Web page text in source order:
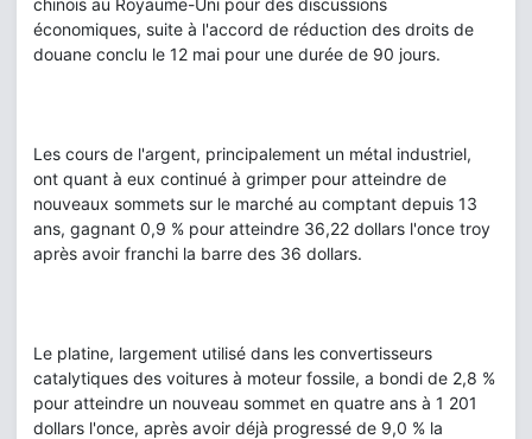
économiques, suite à l'accord de réduction des droits de
douane conclu le 12 mai pour une durée de 90 jours.
Les cours de l'argent, principalement un métal industriel,
ont quant à eux continué à grimper pour atteindre de
nouveaux sommets sur le marché au comptant depuis 13
ans, gagnant 0,9 % pour atteindre 36,22 dollars l'once troy
après avoir franchi la barre des 36 dollars.
Le platine, largement utilisé dans les convertisseurs
catalytiques des voitures à moteur fossile, a bondi de 2,8 %
pour atteindre un nouveau sommet en quatre ans à 1 201
dollars l'once, après avoir déjà progressé de 9,0 % la